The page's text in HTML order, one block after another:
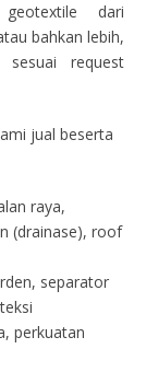
dari
bahkan lebih,
request
jual beserta
raya,
(drainase), roof
separator
perkuatan